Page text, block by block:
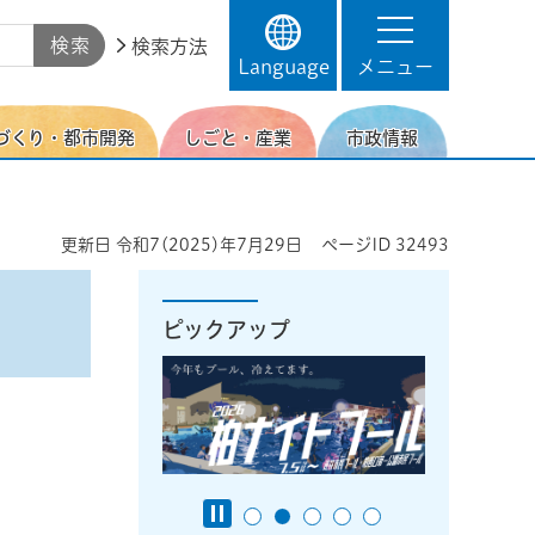
検索方法
Language
メニュー
くり・都市開発 しごと・産業 市政情報
更新日 令和7(2025)年7月29日 ページID 32493
ピックアップ